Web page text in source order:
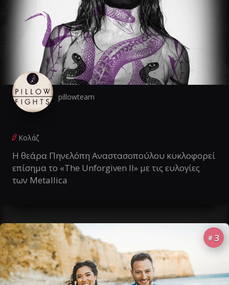
pillowteam
Κολάζ
Η θεάρα Πηνελόπη Αναστασοπούλου κυκλοφορεί
επίσημα το «The Unforgiven II» με τις ευλογίες
των Metallica
# 3